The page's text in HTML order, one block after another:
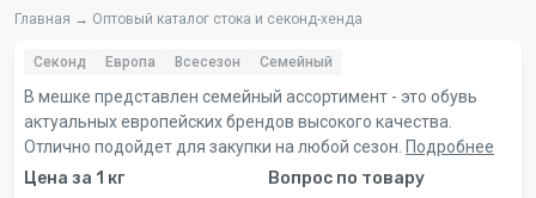
Главная → Оптовый каталог стока и секонд-хенда
Секонд Европа Всесезон Семейный
В мешке представлен семейный ассортимент - это обувь
актуальных европейских брендов высокого качества.
Отлично подойдет для закупки на любой сезон. Подробнее
Цена за 1 кг Вопрос по товару